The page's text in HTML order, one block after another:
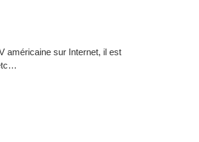
américaine sur Internet, il est